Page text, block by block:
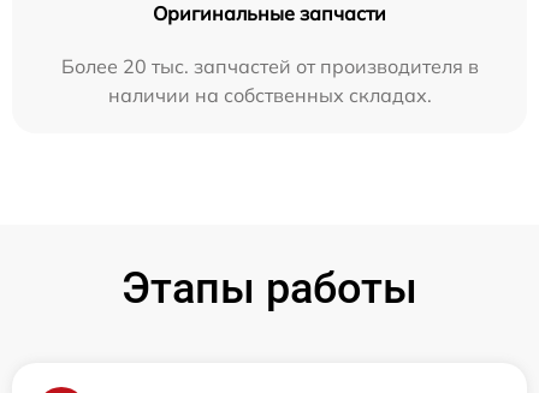
Оригинальные запчасти
Более 20 тыс. запчастей от производителя в
наличии на собственных складах.
Этапы работы